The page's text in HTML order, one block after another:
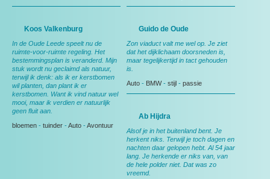
Koos Valkenburg
In de Oude Leede speelt nu de
ruimte-voor-ruimte regeling. Het
bestemmingsplan is veranderd. Mijn
stuk wordt nu geclaimd als natuur,
terwijl ik denk: als ik er kerstbomen
wil planten, dan plant ik er
kerstbomen. Want ik vind natuur wel
mooi, maar ik verdien er natuurlijk
geen fluit aan.
bloemen - tuinder -Auto -Avontuur
Guido de Oude
Zon viaduct valt me wel op. Je ziet
dat het dijklichaam doorsneden is,
maar tegelijkertijd in tact gehouden
is.
Auto - BMW- stijl - passie
Ab Hijdra
Alsof je in het buitenland bent. Je
herkent niks. Terwijl je toch dagen en
nachten daar gelopen hebt. Al 54 jaar
lang. Je herkende er niks van, van
de hele polder niet. Dat was zo
vreemd.